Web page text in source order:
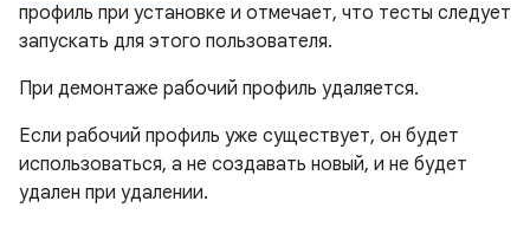
профиль при установке и отмечает, что тесты следует
запускать для этого пользователя.
При демонтаже рабочий профиль удаляется.
Если рабочий профиль уже существует, он будет
использоваться, а не создавать новый, и не будет
удален при удалении.